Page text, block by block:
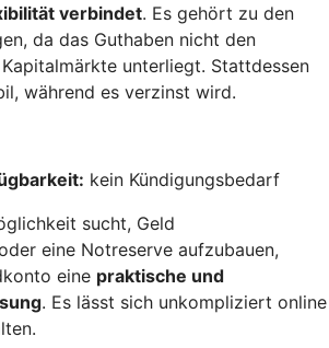
verbindet. Es gehört zu den
da das Guthaben nicht den
unterliegt. Stattdessen
während es verzinst wird.
kein Kündigungsbedarf
sucht, Geld
eine Notreserve aufzubauen,
eine praktische und
. Es lässt sich unkompliziert online